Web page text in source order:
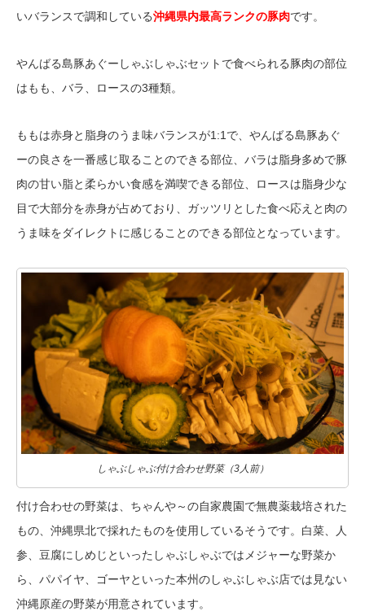
いバランスで調和している沖縄県内最高ランクの豚肉です。
やんばる島豚あぐーしゃぶしゃぶセットで食べられる豚肉の部位
はもも、バラ、ロースの3種類。
ももは赤身と脂身のうま味バランスが1:1で、やんばる島豚あぐ
ーの良さを一番感じ取ることのできる部位、バラは脂身多めで豚
肉の甘い脂と柔らかい食感を満喫できる部位、ロースは脂身少な
目で大部分を赤身が占めており、ガッツリとした食べ応えと肉の
うま味をダイレクトに感じることのできる部位となっています。
しゃぶしゃぶ付け合わせ野菜（3人前）
付け合わせの野菜は、ちゃんや～の自家農園で無農薬栽培された
もの、沖縄県北で採れたものを使用しているそうです。白菜、人
参、豆腐にしめじといったしゃぶしゃぶではメジャーな野菜か
ら、パパイヤ、ゴーヤといった本州のしゃぶしゃぶ店では見ない
沖縄原産の野菜が用意されています。